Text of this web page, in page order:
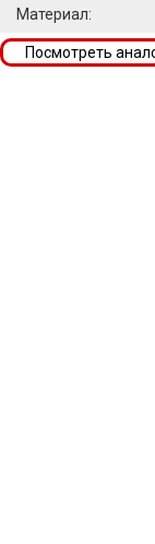
Материал:
Посмотреть